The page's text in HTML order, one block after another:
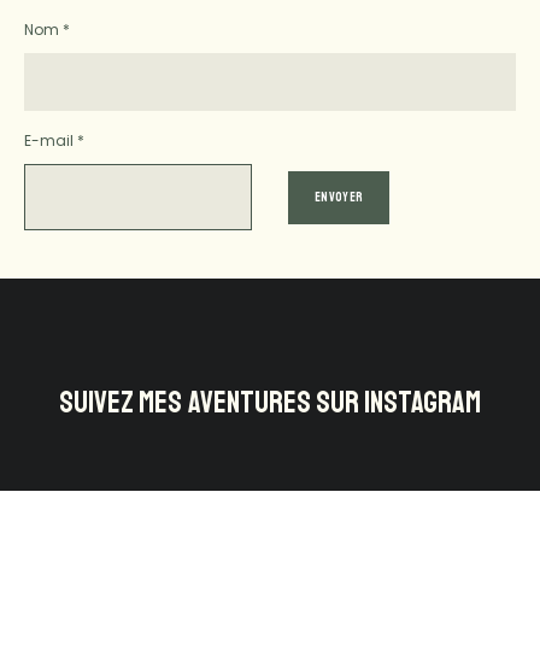
Nom *
E-mail *
SUIVEZ MES AVENTURES SUR INSTAGRAM